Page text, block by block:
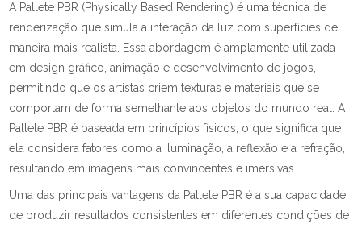
A Pallete PBR (Physically Based Rendering) é uma técnica de
renderização que simula a interação da luz com superfícies de
maneira mais realista. Essa abordagem é amplamente utilizada
em design gráfico, animação e desenvolvimento de jogos,
permitindo que os artistas criem texturas e materiais que se
comportam de forma semelhante aos objetos do mundo real. A
Pallete PBR é baseada em princípios físicos, o que significa que
ela considera fatores como a iluminação, a reflexão e a refração,
resultando em imagens mais convincentes e imersivas.
Uma das principais vantagens da Pallete PBR é a sua capacidade
de produzir resultados consistentes em diferentes condições de